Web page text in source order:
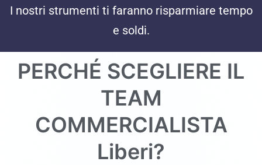
I nostri strumenti ti faranno risparmiare tempo
e soldi.
PERCHÉ SCEGLIERE IL
TEAM
COMMERCIALISTA
Liberi?